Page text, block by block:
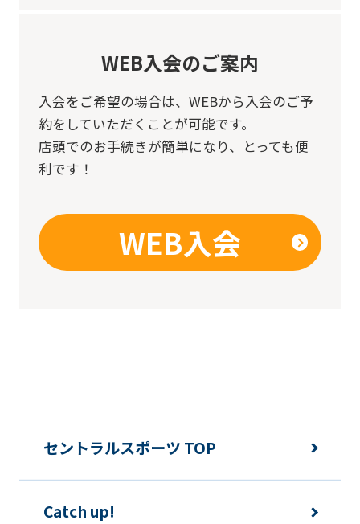
WEB入会のご案内
入会をご希望の場合は、 WEBから入会のご予
約をしていただくことが可能です。
店頭でのお手続きが簡単になり、とっても便
利です！
WEB入会
セントラルスポーツ TOP
Catch up!